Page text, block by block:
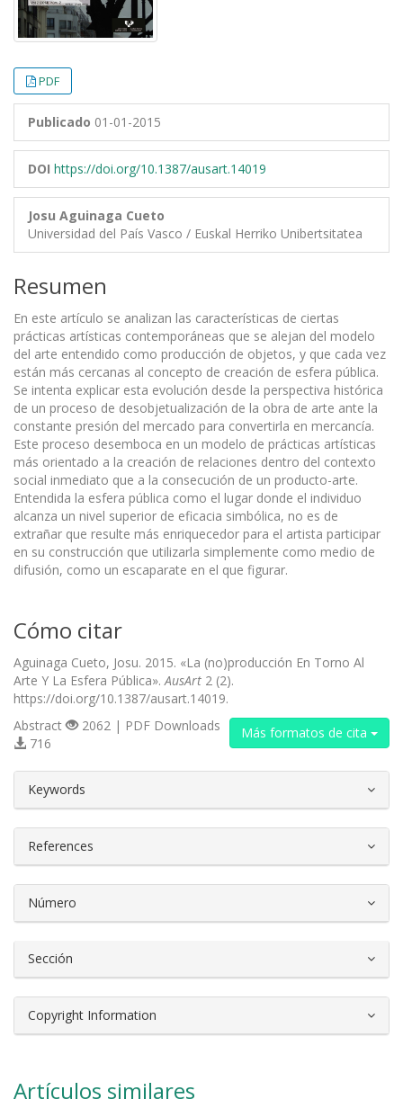
PDF
Publicado 01-01-2015
DOI https://doi.org/10.1387/ausart.14019
Josu Aguinaga Cueto
Universidad del País Vasco / Euskal Herriko Unibertsitatea
Resumen
En este artículo se analizan las características de ciertas
prácticas artísticas contemporáneas que se alejan del modelo
del arte entendido como producción de objetos, y que cada vez
están más cercanas al concepto de creación de esfera pública.
Se intenta explicar esta evolución desde la perspectiva histórica
de un proceso de desobjetualización de la obra de arte ante la
constante presión del mercado para convertirla en mercancía.
Este proceso desemboca en un modelo de prácticas artísticas
más orientado a la creación de relaciones dentro del contexto
social inmediato que a la consecución de un producto-arte.
Entendida la esfera pública como el lugar donde el individuo
alcanza un nivel superior de eficacia simbólica, no es de
extrañar que resulte más enriquecedor para el artista participar
en su construcción que utilizarla simplemente como medio de
difusión, como un escaparate en el que figurar.
Cómo citar
Aguinaga Cueto, Josu. 2015. «La (no)producción En Torno Al
Arte Y La Esfera Pública». AusArt 2 (2).
https://doi.org/10.1387/ausart.14019.
Más formatos de cita
Abstract
2062 | PDF Downloads
716
Keywords
References
Número
Sección
Copyright Information
Artículos similares